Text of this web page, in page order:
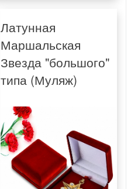
Латунная
Маршальская
Звезда "большого"
типа (Муляж)